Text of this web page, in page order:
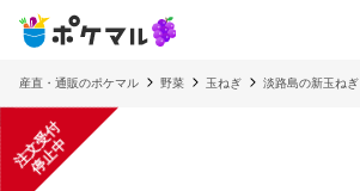
産直・通販のポケマル 野菜 玉ねぎ 淡路島の新玉ねぎ
注
文
受
付
停
止
中